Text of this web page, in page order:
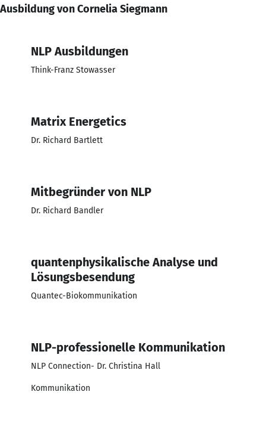
Ausbildung von Cornelia Siegmann
NLP Ausbildungen
Think-Franz Stowasser
Matrix Energetics
Dr. Richard Bartlett
Mitbegründer von NLP
Dr. Richard Bandler
quantenphysikalische Analyse und
Lösungsbesendung
Quantec-Biokommunikation
NLP-professionelle Kommunikation
NLP Connection- Dr. Christina Hall
Kommunikation